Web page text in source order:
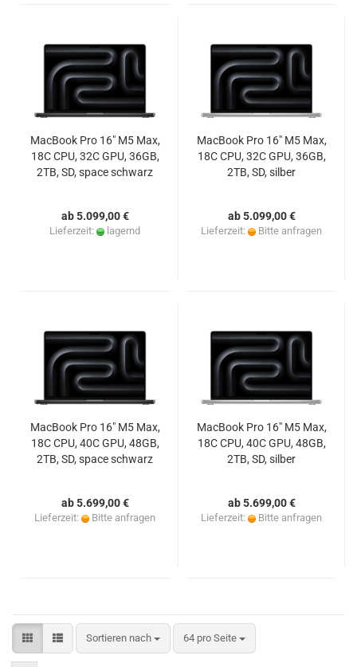
MacBook Pro 16" M5 Max,
18C CPU, 32C GPU, 36GB,
2TB, SD, space schwarz
ab 5.099,00 €
Lieferzeit: lagernd
MacBook Pro 16" M5 Max,
18C CPU, 32C GPU, 36GB,
2TB, SD, silber
ab 5.099,00 €
Lieferzeit: Bitte anfragen
MacBook Pro 16" M5 Max,
18C CPU, 40C GPU, 48GB,
2TB, SD, space schwarz
ab 5.699,00 €
Lieferzeit: Bitte anfragen
MacBook Pro 16" M5 Max,
18C CPU, 40C GPU, 48GB,
2TB, SD, silber
ab 5.699,00 €
Lieferzeit: Bitte anfragen
Sortieren nach
Sortieren nach 64 pro Seite
pro Seite